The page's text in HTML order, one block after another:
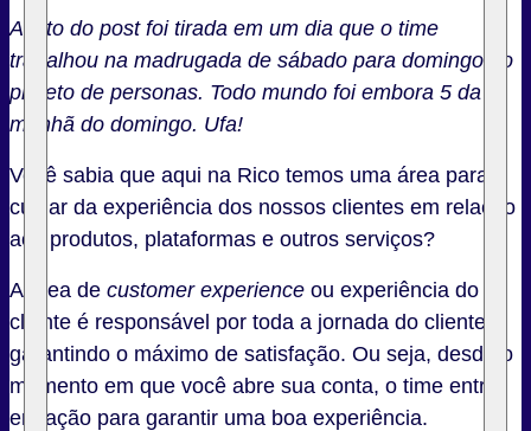
A foto do post foi tirada em um dia que o time
trabalhou na madrugada de sábado para domingo no
projeto de personas. Todo mundo foi embora 5 da
manhã do domingo. Ufa!
Você sabia que aqui na Rico temos uma área para
cuidar da experiência dos nossos clientes em relação
aos produtos, plataformas e outros serviços?
A área de customer experience ou experiência do
cliente é responsável por toda a jornada do cliente,
garantindo o máximo de satisfação. Ou seja, desde o
momento em que você abre sua conta, o time entra
em ação para garantir uma boa experiência.